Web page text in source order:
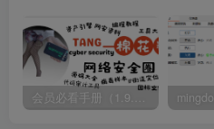
会员必看手册（1.9.0版本 26.4.5更新）